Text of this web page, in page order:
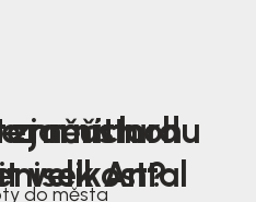
jarních
Antal
změřit nohu
velikost?
mustard
do města